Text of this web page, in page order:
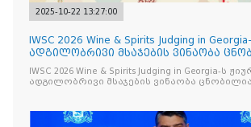
2025-10-22 13:27:00
IWSC 2026 Wine & Spirits Judging in
ადგილობრივი მსაჯების ვინაობა
IWSC 2026 Wine & Spirits Judging in Georgia-ს
ადგილობრივი მსაჯების ვინაობა ცნობილია